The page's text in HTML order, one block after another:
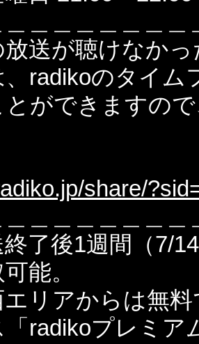
放送が聴けなか
、radikoのタイム
とができますの
share/
了後1週間（7/
能。
リアからは無
「radikoプレミア